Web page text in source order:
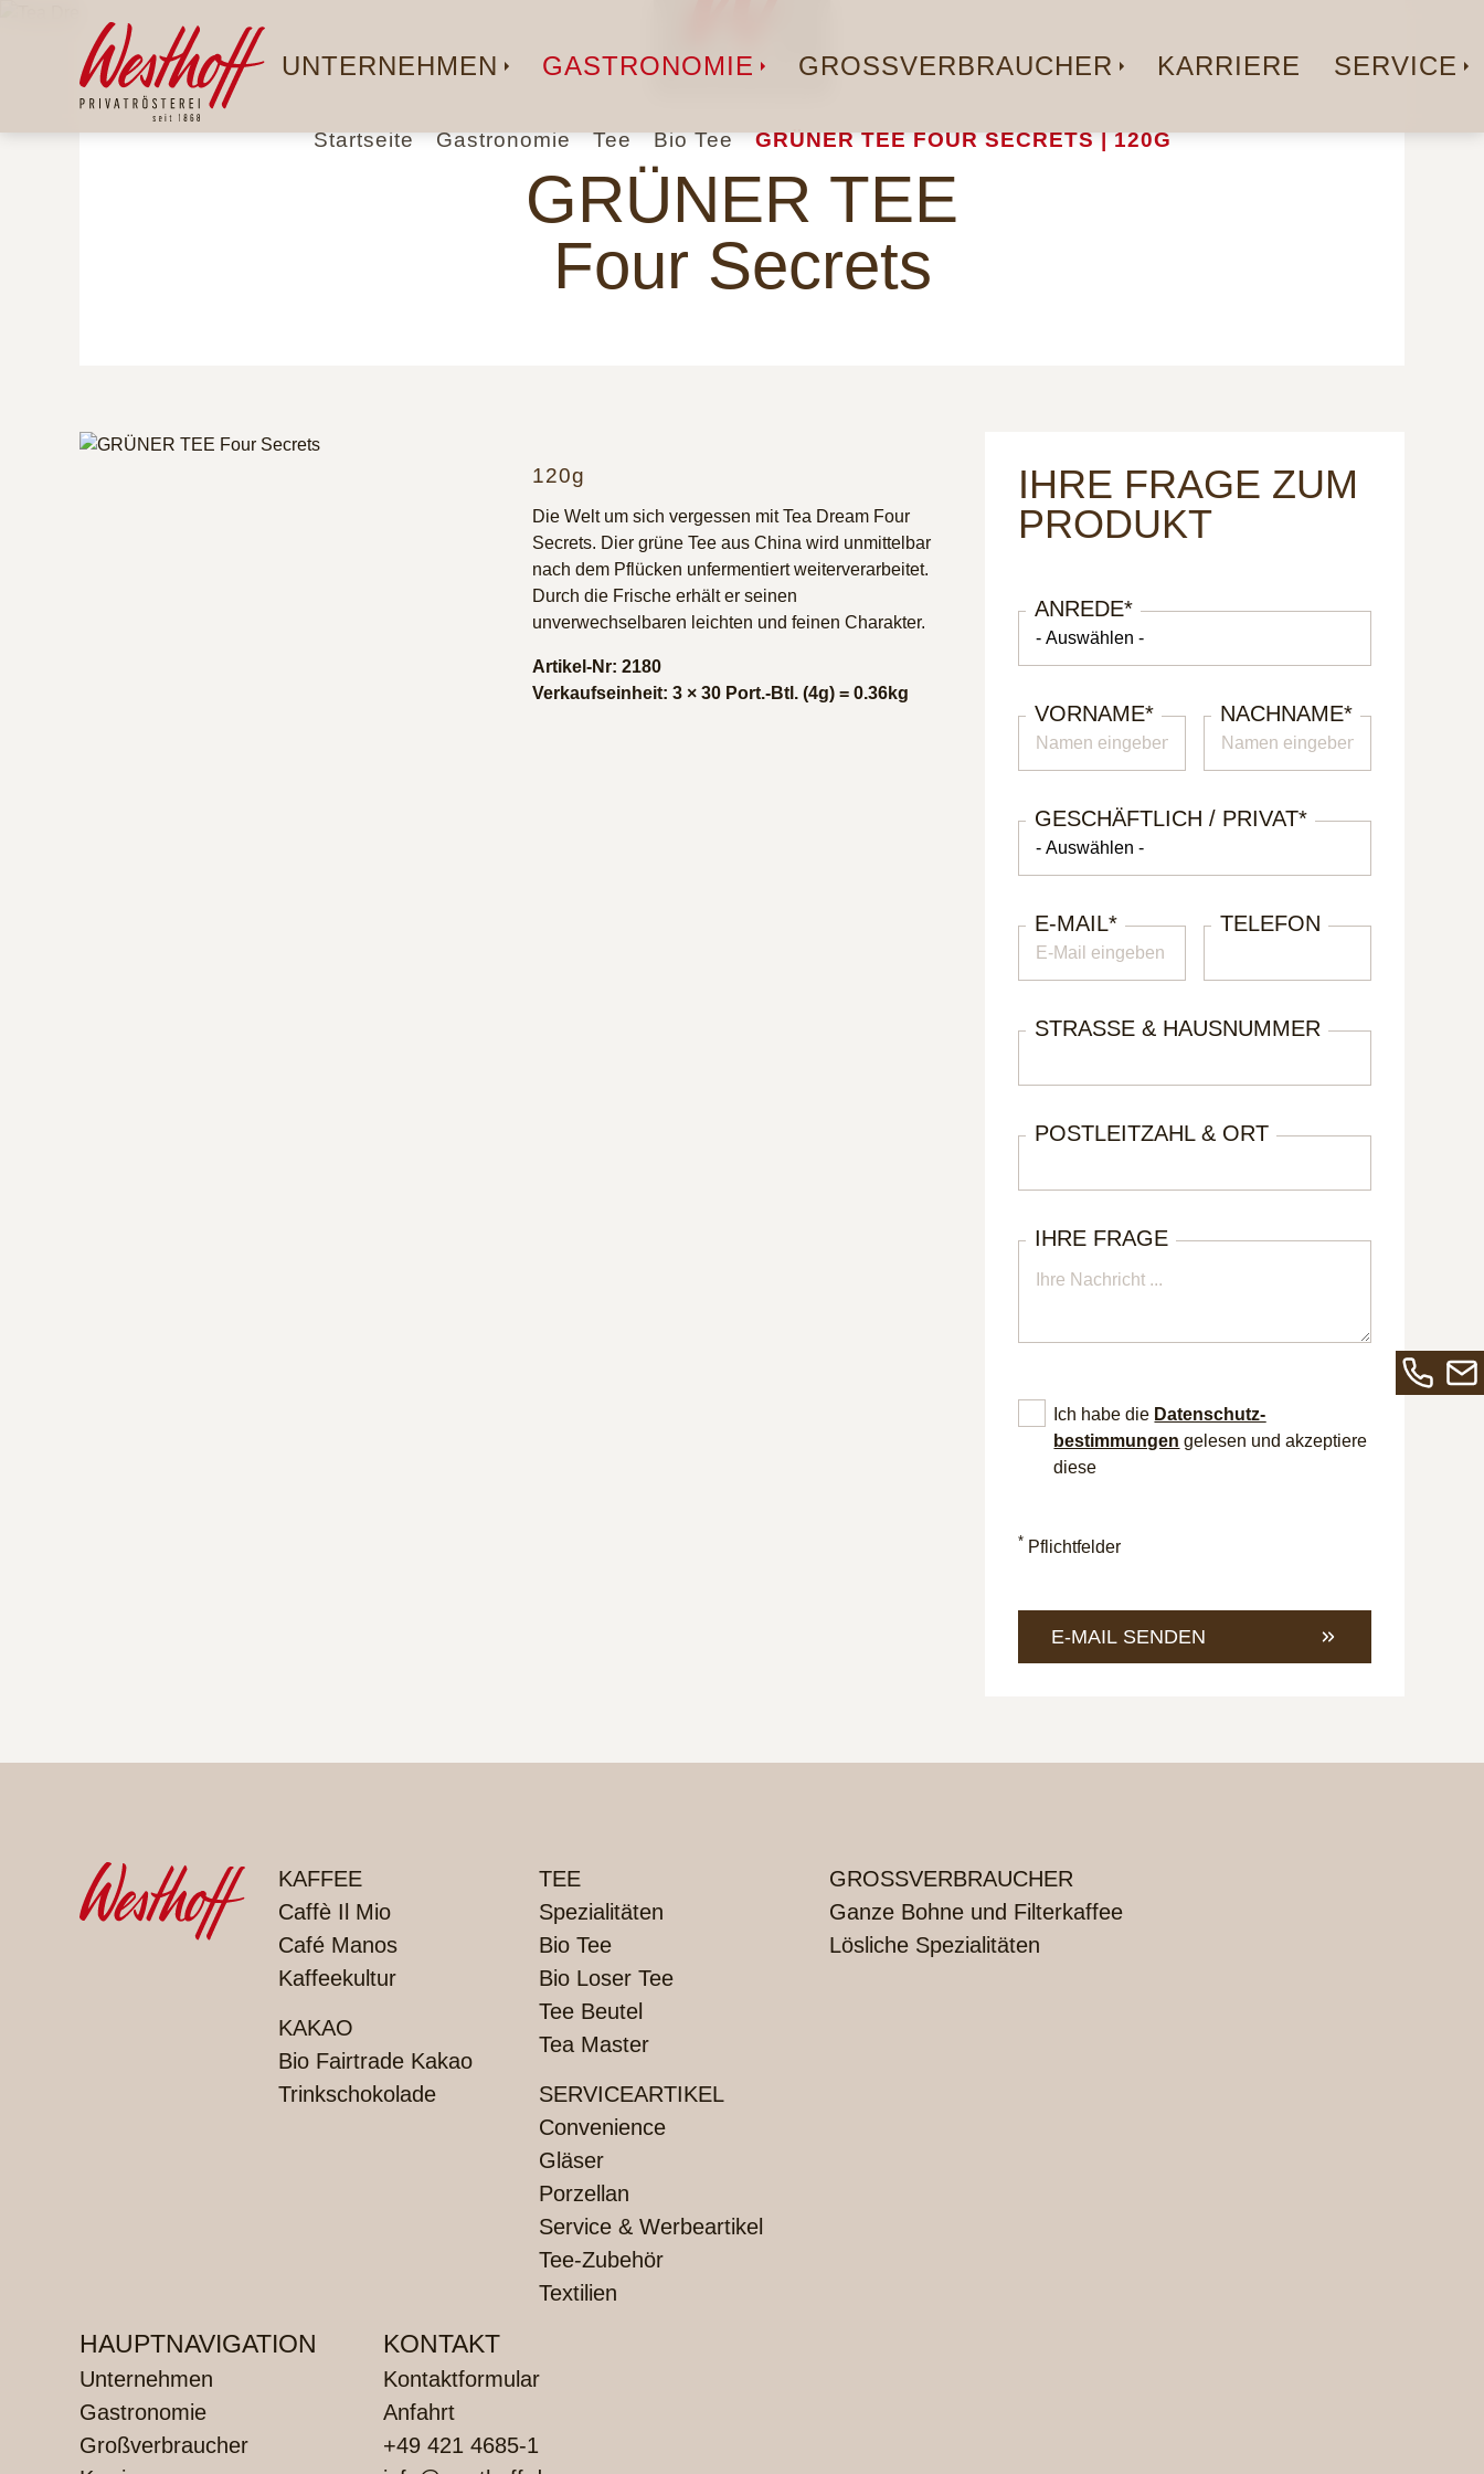
UNTERNEHMEN GASTRONOMIE GROSSVERBRAUCHER KARRIERE SERVICE
Startseite Gastronomie Tee Bio Tee GRÜNER TEE FOUR SECRETS | 120G
GRÜNER TEE
Four Secrets
120g
Die Welt um sich vergessen mit Tea Dream Four
Secrets. Dier grüne Tee aus China wird unmittelbar
nach dem Pflücken unfermentiert weiterverarbeitet.
Durch die Frische erhält er seinen
unverwechselbaren leichten und feinen Charakter.
Artikel-Nr: 2180
Verkaufseinheit: 3 × 30 Port.-Btl. (4g) = 0.36kg
IHRE FRAGE ZUM
PRODUKT
ANREDE*
VORNAME* NACHNAME*
GESCHÄFTLICH / PRIVAT*
E-MAIL* TELEFON
STRASSE & HAUSNUMMER
POSTLEITZAHL & ORT
IHRE FRAGE
Ich habe die Datenschutz­
bestimmungen gelesen und akzeptiere
diese
* Pflichtfelder
E-MAIL SENDEN
PRODUKTE
KAFFEE
Caffè Il Mio
Café Manos
Kaffeekultur
KAKAO
Bio Fairtrade Kakao
Trinkschokolade
TEE
Spezialitäten
Bio Tee
Bio Loser Tee
Tee Beutel
Tea Master
SERVICEARTIKEL
Convenience
Gläser
Porzellan
Service & Werbeartikel
Tee-Zubehör
Textilien
GROSSVERBRAUCHER
Ganze Bohne und Filterkaffee
Lösliche Spezialitäten
HAUPTNAVIGATION
Unternehmen
Gastronomie
Großverbraucher
KONTAKT
Kontaktformular
Anfahrt
+49 421 4685-1